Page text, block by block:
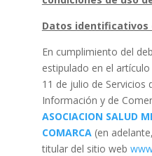
Datos
En cumplimiento del
estipulado en el
11 de julio de Servicios
Información y de
ASOCIACION SALUD
COMARCA (en adelante,
titular del sitio web